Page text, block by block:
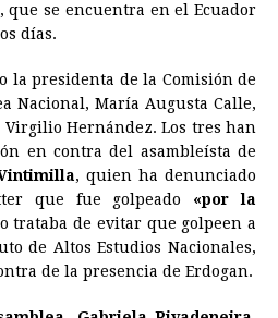
s
n
k
que se encuentra en el Ecuador
días.
la presidenta de la Comisión de
Nacional, María Augusta Calle,
Virgilio Hernández. Los tres han
en contra del asambleísta de
, quien ha denunciado
que fue golpeado «por la
trataba de evitar que golpeen a
de Altos Estudios Nacionales,
de la presencia de Erdogan.